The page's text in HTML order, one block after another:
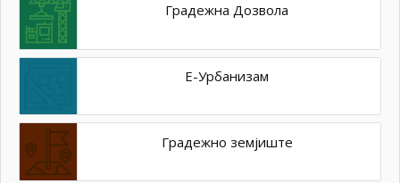
Градежна Дозвола
Е-Урбанизам
Градежно земјиште